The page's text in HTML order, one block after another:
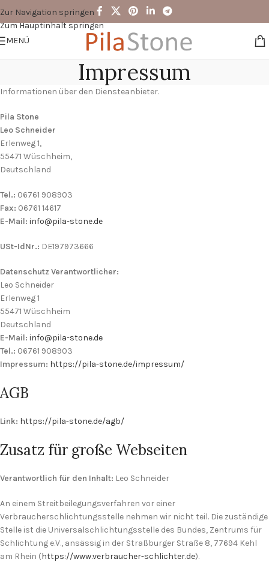
Zur Navigation springen
Zum Hauptinhalt springen
MENÜ
Impressum
Informationen über den Diensteanbieter.
Pila Stone
Leo Schneider
Erlenweg 1,
55471 Wüschheim,
Deutschland
Tel.: 06761 908903
Fax: 06761 14617
E-Mail: info@pila-stone.de
USt-IdNr.: DE197973666
Datenschutz Verantwortlicher:
Leo Schneider
Erlenweg 1
55471 Wüschheim
Deutschland
E-Mail: info@pila-stone.de
Tel.: 06761 908903
Impressum: https://pila-stone.de/impressum/
AGB
Link: https://pila-stone.de/agb/
Zusatz für große Webseiten
Verantwortlich für den Inhalt: Leo Schneider
An einem Streitbeilegungsverfahren vor einer
Verbraucherschlichtungsstelle nehmen wir nicht teil. Die zuständige
Stelle ist die Universalschlichtungsstelle des Bundes, Zentrums für
Schlichtung e.V., ansässig in der Straßburger Straße 8, 77694 Kehl
am Rhein (https://www.verbraucher-schlichter.de).